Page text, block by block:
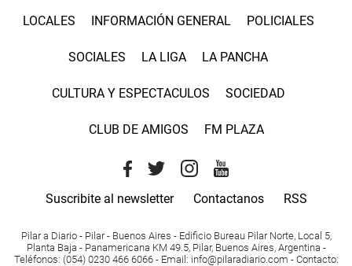
LOCALES INFORMACIÓN GENERAL POLICIALES
SOCIALES LA LIGA LA PANCHA
CULTURA Y ESPECTACULOS SOCIEDAD
CLUB DE AMIGOS FM PLAZA
Suscribite al newsletter Contactanos RSS
Pilar a Diario - Pilar - Buenos Aires - Edificio Bureau Pilar Norte, Local 5,
Planta Baja - Panamericana KM 49.5, Pilar, Buenos Aires, Argentina -
Teléfonos: (054) 0230 466 6066 - Email : info@pilaradiario.com - Contacto: